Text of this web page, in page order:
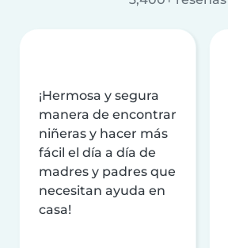
¡Hermosa y segura
manera de encontrar
niñeras y hacer más
fácil el día a día de
madres y padres que
necesitan ayuda en
casa!